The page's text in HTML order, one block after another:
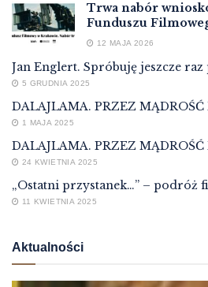
Trwa nabór
Funduszu
12 MAJA 2026
Jan Englert. Spróbuję jeszcze
5 GRUDNIA 2025
DALAJLAMA. PRZEZ MĄDROŚĆ
1 MAJA 2025
DALAJLAMA. PRZEZ MĄDROŚĆ
24 KWIETNIA 2025
„Ostatni przystanek…” – podróż
11 KWIETNIA 2025
Aktualności